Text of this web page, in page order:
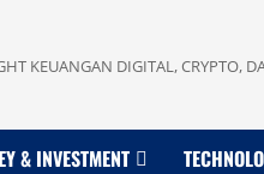
KEUANGAN DIGITAL, CRYPTO,
& INVESTMENT